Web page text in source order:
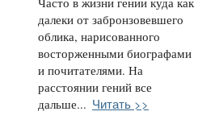
далеки от забронзовевшего
облика, нарисованного
восторженными биографами
и почитателями. На
расстоянии гений все
дальше... Читать >>